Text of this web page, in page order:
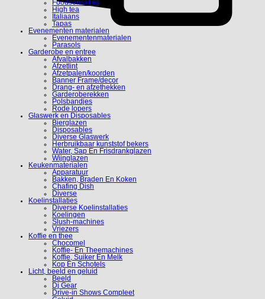
Foodsensaties
High tea
Italiaans
Tapas
Evenementen materialen
Evenementenmaterialen
Parasols
Garderobe en entree
Afvalbakken
Afzetlint
Afzetpalen/koorden
Banner Frame/decor
Drang- en afzethekken
Garderoberekken
Polsbandjes
Rode lopers
Glaswerk en Disposables
Bierglazen
Disposables
Diverse Glaswerk
Herbruikbaar kunststof bekers
Water, Sap En Frisdrankglazen
Wijnglazen
Keukenmaterialen
Apparatuur
Bakken, Braden En Koken
Chafing Dish
Diverse
Koelinstallaties
Diverse Koelinstallaties
Koelingen
Slush-machines
Vriezers
Koffie en thee
Chocomel
Koffie- En Theemachines
Koffie, Suiker En Melk
Kop En Schotels
Licht, beeld en geluid
Beeld
Dj Gear
Drive-in Shows Compleet